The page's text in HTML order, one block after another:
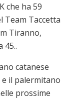
che ha 59
Team Taccetta
Tiranno,
45..
catanese
e il palermitano
prossime